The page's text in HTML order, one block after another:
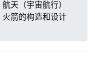
航天（宇宙航行）
火箭的构造和设计